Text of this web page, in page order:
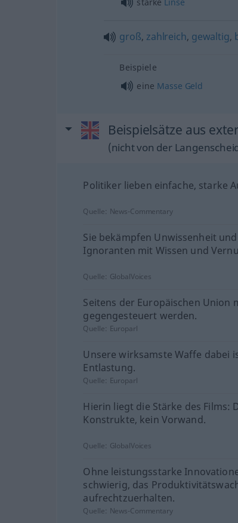
groß, zahlreich, gewaltig,
Beispiele
eine Masse Geld
Beispielsätze aus
(nicht von der
Politiker lieben einfache, starke
Quelle: News-Commentary
Sie bekämpfen Unwissenheit
Ignoranten mit Wissen und
Quelle: GlobalVoices
Seitens der Europäischen Union
gegengesteuert werden.
Quelle: Europarl
Unsere wirksamste Waffe dabei
Entlastung.
Quelle: Europarl
Hierin liegt die Stärke des Films:
Konstrukte, kein Vorwand.
Quelle: GlobalVoices
Ohne leistungsstarke
schwierig, das
aufrechtzuerhalten.
Quelle: News-Commentary